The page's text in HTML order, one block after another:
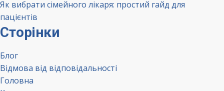
Як вибрати сімейного лікаря: простий гайд для
пацієнтів
Сторінки
Блог
Відмова від відповідальності
Головна